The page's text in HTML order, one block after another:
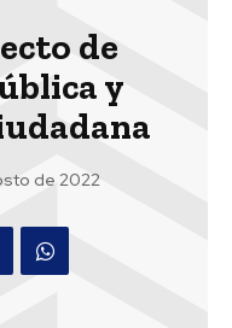
de
y
de 2022